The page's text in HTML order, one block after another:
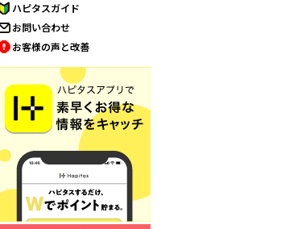
ハピタスガイド
お問い合わせ
お客様の声と改善